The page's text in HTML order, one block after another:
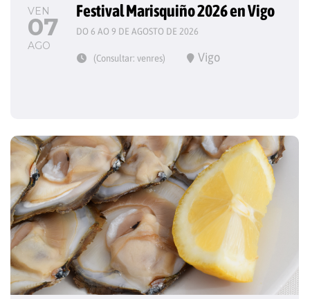
VEN
07
AGO
Festival Marisquiño 2026 en Vigo
DO 6 AO 9 DE AGOSTO DE 2026
(Consultar: venres) Vigo